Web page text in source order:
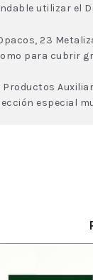
utilizar el
23
para cubrir
especial